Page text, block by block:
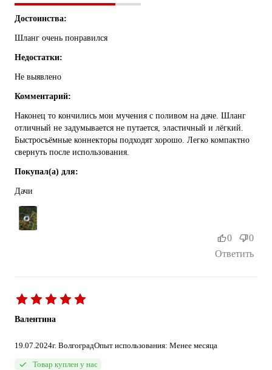
Достоинства:
Шланг очень понравился
Недостатки:
Не выявлено
Комментарий:
Наконец то кончились мои мучения с поливом на даче. Шланг
отличный не задумывается не путается, эластичный и лёгкий.
Быстросъёмные коннекторы подходят хорошо. Легко компактно
свернуть после использования.
Покупал(а) для:
Дачи
Ответить
0 0
Валентина
19.07.2024г. ВолгоградОпыт использования: Менее месяца
Товар куплен у нас